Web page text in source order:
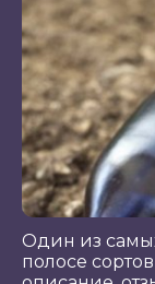
Один из
полосе